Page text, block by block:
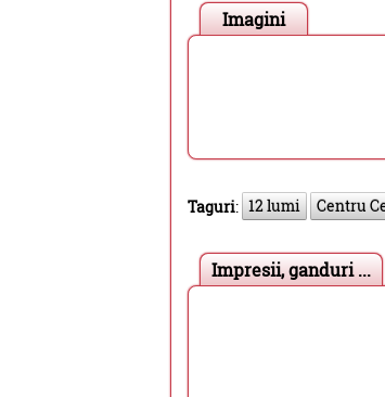
Imagini
Taguri: 12 lumi Centru
Impresii, ganduri ...